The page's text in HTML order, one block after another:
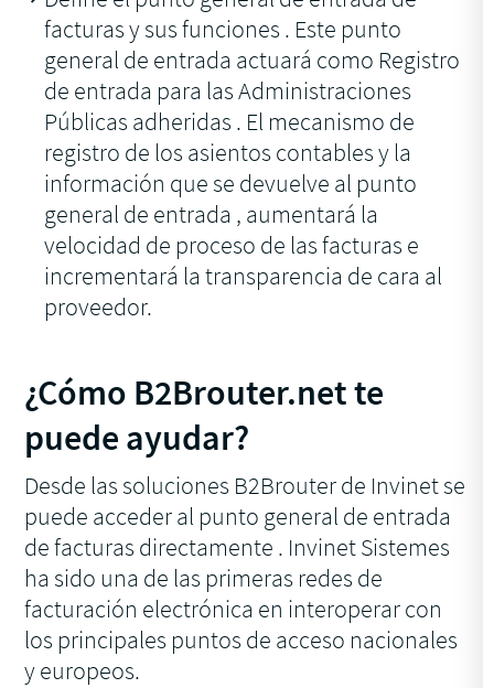
facturas y sus funciones . Este punto
general de entrada actuará como Registro
de entrada para las Administraciones
Públicas adheridas . El mecanismo de
registro de los asientos contables y la
información que se devuelve al punto
general de entrada , aumentará la
velocidad de proceso de las facturas e
incrementará la transparencia de cara al
proveedor.
¿Cómo B2Brouter.net te
puede ayudar?
Desde las soluciones B2Brouter de Invinet se
puede acceder al punto general de entrada
de facturas directamente . Invinet Sistemes
ha sido una de las primeras redes de
facturación electrónica en interoperar con
los principales puntos de acceso nacionales
y europeos.